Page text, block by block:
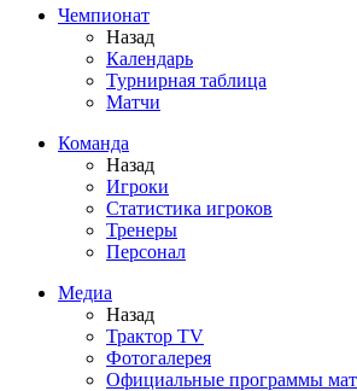
Чемпионат
Назад
Календарь
Турнирная таблица
Матчи
Команда
Назад
Игроки
Статистика игроков
Тренеры
Персонал
Медиа
Назад
Трактор TV
Фотогалерея
Официальные программы